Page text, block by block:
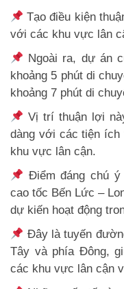
Tạo điều kiện
với các khu vực lân
Ngoài ra, dự án
khoảng 5 phút di
khoảng 7 phút di
Vị trí thuận lợi
dàng với các tiện
khu vực lân cận.
Điểm đáng chú
cao tốc Bến Lức –
dự kiến hoạt động
Đây là tuyến
Tây và phía Đông,
các khu vực lân cận